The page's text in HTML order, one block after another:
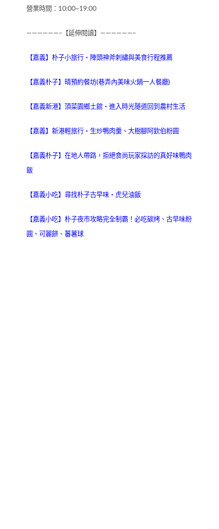
營業時間：10:00~19:00
——————–【延伸閱讀】——————–
【嘉義】朴子小旅行‧陣頭神斧刺繡與美食行程推薦
【嘉義朴子】晴預約餐坊(巷弄內美味火鍋一人餐廳)
【嘉義新港】頂菜園鄉土館‧進入時光隧道回到農村生活
【嘉義】新港輕旅行‧生炒鴨肉羹、大樹腳阿欽伯粉圓
【嘉義朴子】在地人帶路，拒絕食尚玩家採訪的真好味鴨肉
飯
【嘉義小吃】尋找朴子古早味‧虎兒油飯
【嘉義小吃】朴子夜市攻略完全制霸！必吃碳烤、古早味粉
圓、可麗餅、蕃薯球